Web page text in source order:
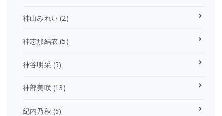
神山みれい (2)
神志那結衣 (5)
神谷明采(5)
神部美咲(13)
紀内乃秋 (6)